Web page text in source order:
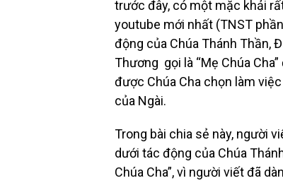
trước đây, có một mặc khải
youtube mới nhất (TNST
động của Chúa Thánh Thần,
Thương gọi là “Mẹ Chúa
được Chúa Cha chọn làm
của Ngài.
Trong bài chia sẻ này, người
dưới tác động của Chúa
Chúa Cha”, vì người viết đã